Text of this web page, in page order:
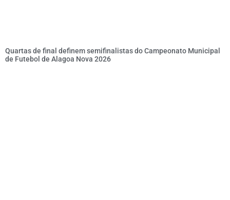
Quartas de final definem semifinalistas do Campeonato Municipal
de Futebol de Alagoa Nova 2026